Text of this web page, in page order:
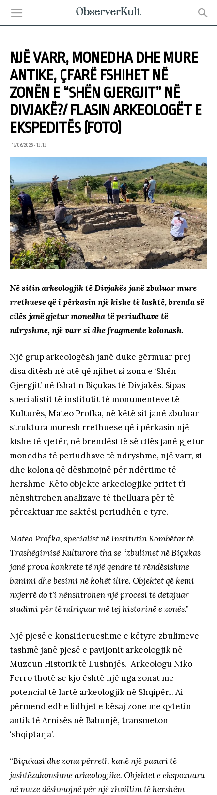
NJË VARR, MONEDHA DHE MURE
ANTIKE, ÇFARË FSHIHET NË
ZONËN E “SHËN GJERGJIT” NË
DIVJAKË?/ FLASIN ARKEOLOGËT E
EKSPEDITËS (FOTO)
18/06/2025 • 13:13
Në sitin arkeologjik të Divjakës janë zbuluar mure
rrethuese që i përkasin një kishe të lashtë, brenda së
cilës janë gjetur monedha të periudhave të
ndryshme, një varr si dhe fragmente kolonash.
Një grup arkeologësh janë duke gërmuar prej
disa ditësh në atë që njihet si zona e ‘Shën
Gjergjit’ në fshatin Biçukas të Divjakës. Sipas
specialistit të institutit të monumenteve të
Kulturës, Mateo Profka, në këtë sit janë zbuluar
struktura muresh rrethuese që i përkasin një
kishe të vjetër, në brendësi të së cilës janë gjetur
monedha të periudhave të ndryshme, një varr, si
dhe kolona që dëshmojnë për ndërtime të
hershme. Këto objekte arkeologjike pritet t’i
nënshtrohen analizave të thelluara për të
përcaktuar me saktësi periudhën e tyre.
Mateo Profka, specialist në Institutin Kombëtar të
Trashëgimisë Kulturore tha se “zbulimet në Biçukas
janë prova konkrete të një qendre të rëndësishme
banimi dhe besimi në kohët ilire. Objektet që kemi
nxjerrë do t’i nënshtrohen një procesi të detajuar
studimi për të ndriçuar më tej historinë e zonës.”
Një pjesë e konsiderueshme e këtyre zbulimeve
tashmë janë pjesë e pavijonit arkeologjik në
Muzeun Historik të Lushnjës. Arkeologu Niko
Ferro thotë se kjo është një nga zonat me
potencial të lartë arkeologjik në Shqipëri. Ai
përmend edhe lidhjet e kësaj zone me qytetin
antik të Arnisës në Babunjë, transmeton
‘shqiptarja’.
“Biçukasi dhe zona përreth kanë një pasuri të
jashtëzakonshme arkeologjike. Objektet e ekspozuara
në muze dëshmojnë për një zhvillim të hershëm